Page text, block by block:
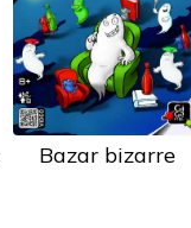
Bazar bizarre